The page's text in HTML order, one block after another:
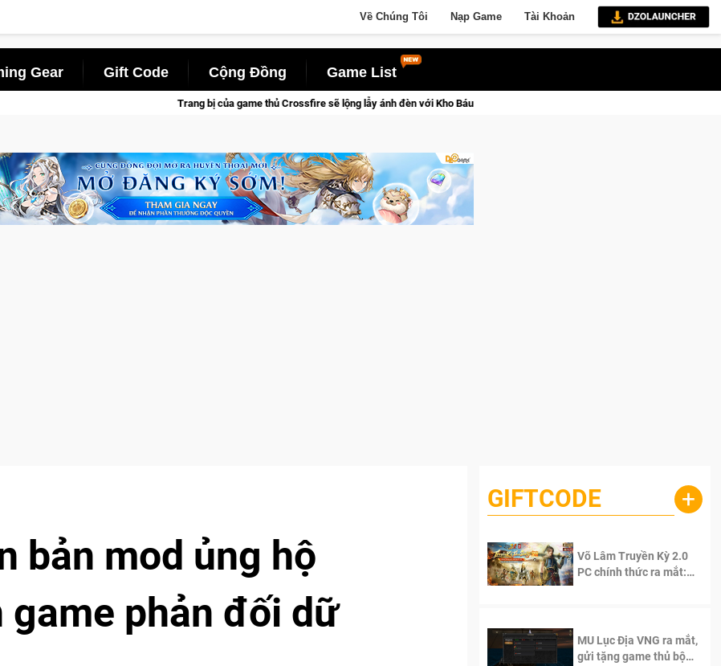
Về Chúng Tôi Nạp Game Tài Khoản
Gear Gift Code Cộng Đồng Game List
Trang bị của game thủ Crossfire sẽ lộng lẫy ánh đèn với Kho Báu Hoàng Gia Sapphire Neon Punk
bản mod ủng hộ
phản đối dữ
GIFTCODE +
Võ Lâm Truyền Kỳ 2.0
PC chính thức ra mắt:
MU Lục Địa VNG ra mắt,
gửi tặng game thủ bộ